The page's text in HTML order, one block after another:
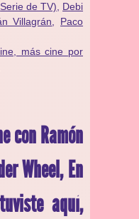
de TV)
Debi
Villagrán
Paco
más cine por
con Ramón
Wheel, En
aquí,